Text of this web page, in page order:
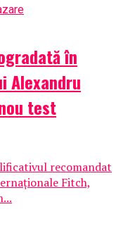
în
Alexandru
test
recomandat
Fitch,